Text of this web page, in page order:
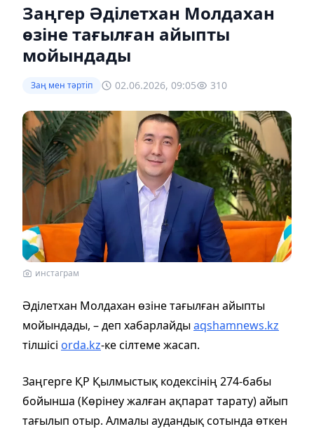
Заңгер Әділетхан Молдахан
өзіне тағылған айыпты
мойындады
Заң мен тəртіп 02.06.2026, 09:05 310
инстаграм
Әділетхан Молдахан өзіне тағылған айыпты
мойындады, – деп хабарлайдыaqshamnews.kz
тілшісі orda.kz-ке сілтеме жасап.
Заңгерге ҚР Қылмыстық кодексiнің 274-бабы
бойынша (Көрінеу жалған ақпарат тарату) айып
тағылып отыр. Алмалы аудандық сотында өткен